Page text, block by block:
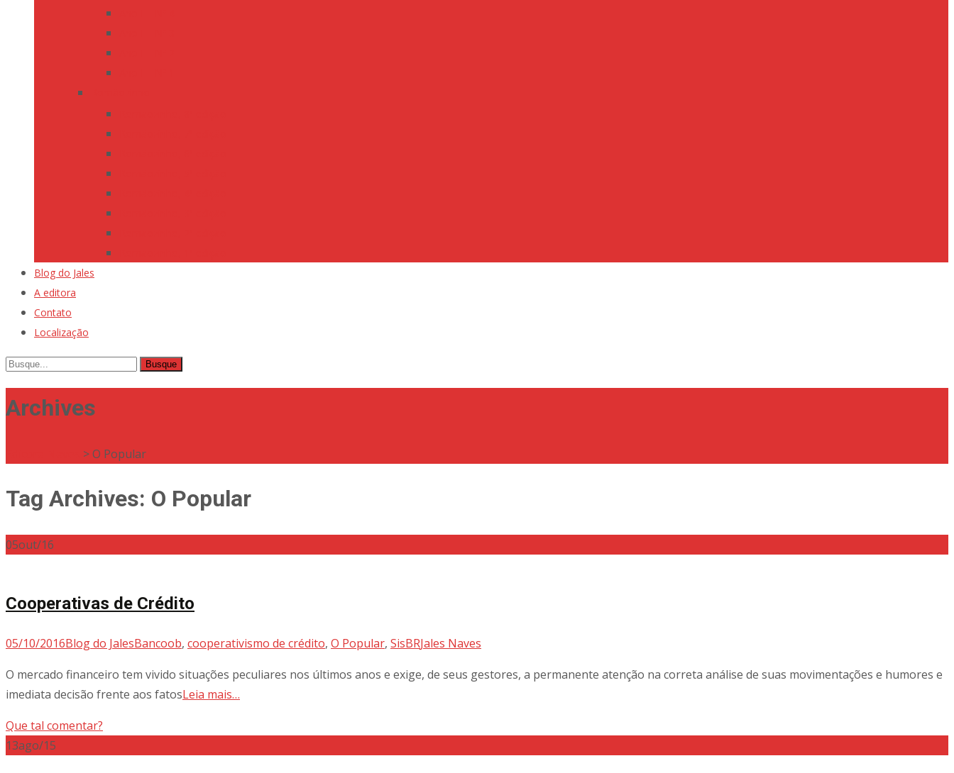
Blog do Jales
A editora
Contato
Localização
Busque
Archives
>O Popular
Tag Archives: O Popular
05out/16
Cooperativas de Crédito
05/10/2016Blog do JalesBancoob, cooperativismo de crédito, O Popular, SisBRJales Naves
O mercado financeiro tem vivido situações peculiares nos últimos anos e exige, de seus gestores, a permanente atenção na correta análise de suas movimentações e humores e
imediata decisão frente aos fatosLeia mais…
Que tal comentar?
13ago/15